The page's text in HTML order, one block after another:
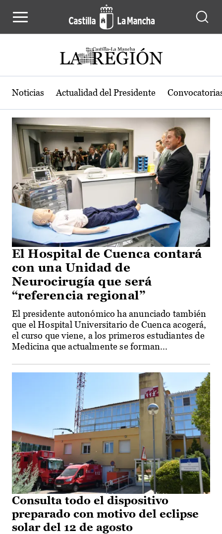
Actualidad de la región de Castilla-
Noticias Actualidad del Presidente
El Hospital de Cuenca contará
con una Unidad de
Neurocirugía que será
“referencia regional”
El presidente autonómico ha anunciado también
que el Hospital Universitario de Cuenca acogerá,
el curso que viene, a los primeros estudiantes de
Medicina que actualmente se forman...
Consulta todo el dispositivo
preparado con motivo del eclipse
solar del 12 de agosto